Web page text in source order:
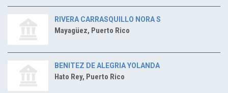
RIVERA CARRASQUILLO NORA S
Mayagüez, Puerto Rico
BENITEZ DE ALEGRIA YOLANDA
Hato Rey, Puerto Rico